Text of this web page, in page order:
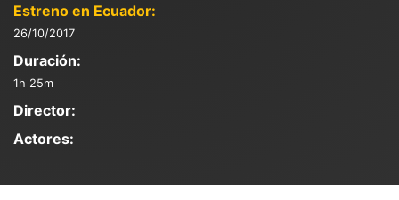
Estreno en Ecuador:
26/10/2017
Duración:
1h 25m
Director:
Actores: